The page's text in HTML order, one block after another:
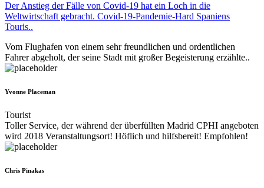
Der Anstieg der Fälle von Covid-19 hat ein Loch in die
Weltwirtschaft gebracht. Covid-19-Pandemie-Hard Spaniens
Touris..
Vom Flughafen von einem sehr freundlichen und ordentlichen
Fahrer abgeholt, der seine Stadt mit großer Begeisterung erzählte..
Yvonne Placeman
Tourist
Toller Service, der während der überfüllten Madrid CPHI angeboten
wird 2018 Veranstaltungsort! Höflich und hilfsbereit! Empfohlen!
Chris Pinakas